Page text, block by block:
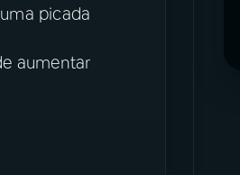
picada
aumentar